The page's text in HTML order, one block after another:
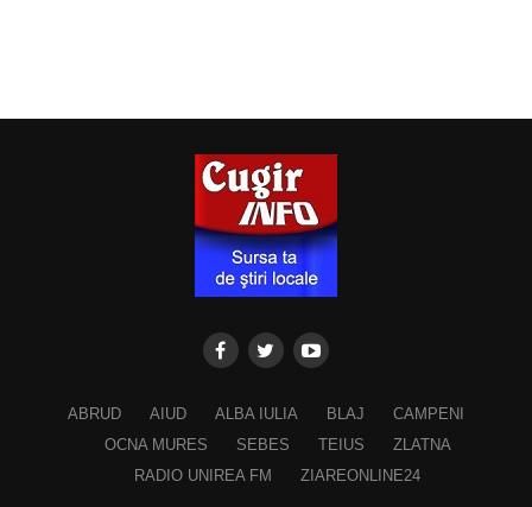
ABRUD AIUD ALBA IULIA BLAJ
CAMPENI
OCNA MURES
SEBES TEIUS
ZLATNA
RADIO UNIREA FM
ZIAREONLINE24